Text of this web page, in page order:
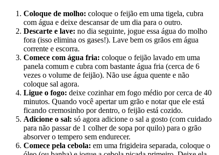
Coloque de molho: coloque o feijão em uma tigela, cubra
com água e deixe descansar de um dia para o outro.
Descarte e lave: no dia seguinte, jogue essa água do molho
fora (isso elimina os gases!). Lave bem os grãos em água
corrente e escorra.
Comece com água fria: coloque o feijão lavado em uma
panela comum e cubra com bastante água fria (cerca de 6
vezes o volume de feijão). Não use água quente e não
coloque sal agora.
Ligue o fogo: deixe cozinhar em fogo médio por cerca de 40
minutos. Quando você apertar um grão e notar que ele está
ficando cremosinho por dentro, o feijão está cozido.
Adicione o sal: só agora adicione o sal a gosto (com cuidado
para não passar de 1 colher de sopa por quilo) para o grão
absorver o tempero sem endurecer.
Comece pela cebola: em uma frigideira separada, coloque o